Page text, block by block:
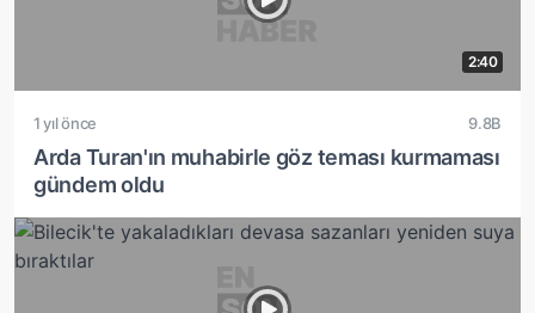
2:40
1 yıl önce 9.8B
Arda Turan'ın muhabirle göz teması kurmaması
gündem oldu